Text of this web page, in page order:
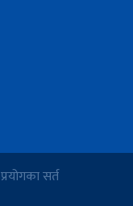
प्रयोगका सर्त